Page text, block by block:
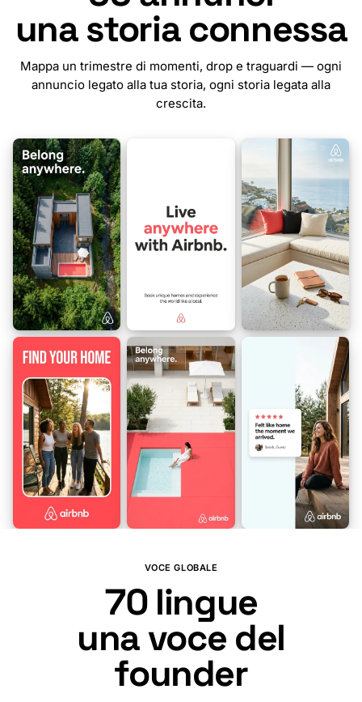
una storia connessa
Mappa un trimestre di momenti, drop e traguardi — ogni
annuncio legato alla tua storia, ogni storia legata alla
crescita.
🇳🇱
🇮🇩 🇦🇱
🇮🇩 🇪🇹 🇸🇦
🇦🇲 🇵🇰
🇮🇳 🇪🇸 🇧🇩
VOCE GLOBALE
70 lingue
una voce del
founder